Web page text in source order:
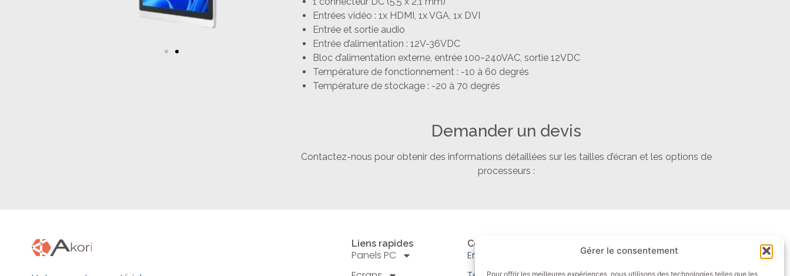
Gérer le consentement
Pour offrir les meilleures expériences, nous utilisons des technologies telles que les
Entrées vidéo : 1x HDMI, 1x VGA, 1x DVI
Entrée et sortie audio
Entrée d’alimentation : 12V-36VDC
Bloc d’alimentation externe, entrée 100~240VAC, sortie 12VDC
Température de fonctionnement : -10 à 60 degrés
Température de stockage : -20 à 70 degrés
Demander un devis
Contactez-nous pour obtenir des informations détaillées sur les tailles d’écran et les options de
processeurs :
Liens rapides
Panels PC
Contact
Email: info@akori.fr